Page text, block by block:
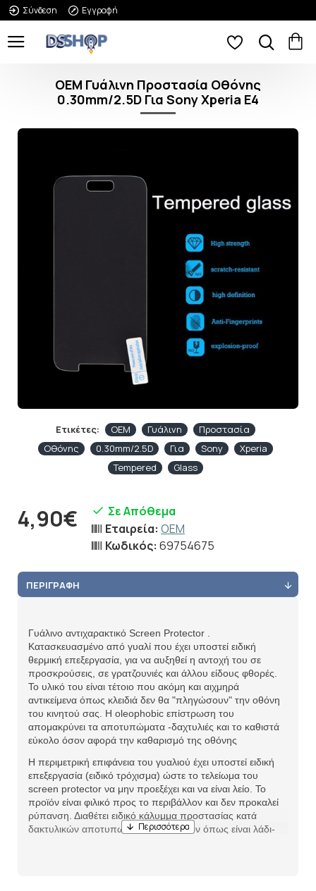
Σύνδεση Εγγραφή
OEM Γυάλινη Προστασία Οθόνης
0.30mm/2.5D Για Sony Xperia E4
Ετικέτες: OEM Γυάλινη
Προστασία
Οθόνης
0.30mm/2.5D Για Sony
Xperia
Tempered
Glass
4,90€
Σε Απόθεμα
Εταιρεία: OEM
Κωδικός: 69754675
ΠΕΡΙΓΡΑΦΉ
Γυάλινο αντιχαρακτικό Screen Protector .
Κατασκευασμένο από γυαλί που έχει υποστεί ειδική
θερμική επεξεργασία, για να αυξηθεί η αντοχή του σε
προσκρούσεις, σε γρατζουνιές και άλλου είδους φθορές.
Το υλικό του είναι τέτοιο που ακόμη και αιχμηρά
αντικείμενα όπως κλειδιά δεν θα "πληγώσουν" την οθόνη
του κινητού σας. Η oleophobic επίστρωση του
απομακρύνει τα αποτυπώματα -δαχτυλιές και το καθιστά
εύκολο όσον αφορά την καθαρισμό της οθόνης
Η περιμετρική επιφάνεια του γυαλιού έχει υποστεί ειδική
επεξεργασία (ειδικό τρόχισμα) ώστε το τελείωμα του
screen protector να μην προεξέχει και να είναι λείο. Το
προϊόν είναι φιλικό προς το περιβάλλον και δεν προκαλεί
ρύπανση. Διαθέτει ειδικό κάλυμμα προστασίας κατά
δακτυλικών αποτυπωμάτων και υγρών όπως είναι λάδι-